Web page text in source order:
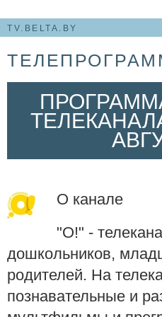
TV.BELTA.BY
О канале
"О!" -
дошкольников,
родителей. На
познавательные и